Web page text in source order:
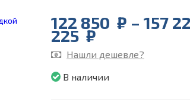
122 850 ₽ – 157
225 ₽
Нашли дешевле?
В наличии